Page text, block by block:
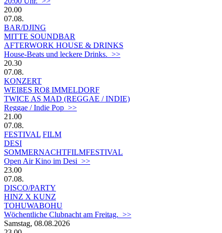
20.00
07.08.
BAR/DJING
MITTE SOUNDBAR
AFTERWORK HOUSE & DRINKS
House-Beats und leckere Drinks. >>
20.30
07.08.
KONZERT
WEIßES ROß IMMELDORF
TWICE AS MAD (REGGAE / INDIE)
Reggae / Indie Pop >>
21.00
07.08.
FESTIVAL FILM
DESI
SOMMERNACHTFILMFESTIVAL
Open Air Kino im Desi >>
23.00
07.08.
DISCO/PARTY
HINZ X KUNZ
TOHUWABOHU
Wöchentliche Clubnacht am Freitag. >>
Samstag, 08.08.2026